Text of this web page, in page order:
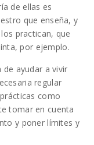
de ellas es
que enseña, y
practican, que
por ejemplo.
de ayudar a vivir
regular
como
tomar en cuenta
y poner límites y